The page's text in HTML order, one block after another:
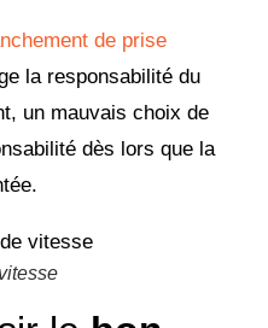
de prise
la responsabilité du
un mauvais choix de
dès lors que la